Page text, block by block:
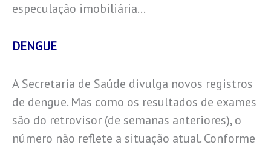
especulação imobiliária…
DENGUE
A Secretaria de Saúde divulga novos registros
de dengue. Mas como os resultados de exames
são do retrovisor (de semanas anteriores), o
número não reflete a situação atual. Conforme